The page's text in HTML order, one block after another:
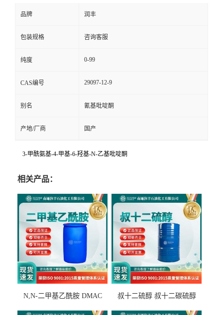
品牌 润丰
包装规格 咨询客服
纯度 0-99
CAS编号 29097-12-9
别名 氰基吡啶酮
产地/厂商 国产
3-甲酰氨基-4-甲基-6-羟基-N-乙基吡啶酮
相关产品：
N,N-二甲基乙酰胺 DMAC
叔十二硫醇 叔十二碳硫醇